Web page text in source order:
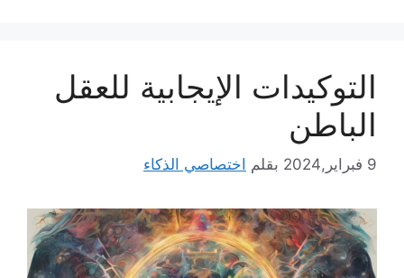
التوكيدات الإيجابية للعقل
الباطن
9 فبراير,2024 بقلم اختصاصي الذكاء